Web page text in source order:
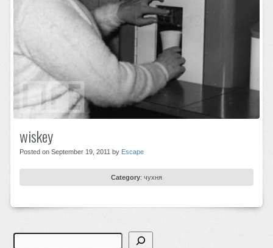
wiskey
Posted on September 19, 2011 by Escape
Category: чухня
Search